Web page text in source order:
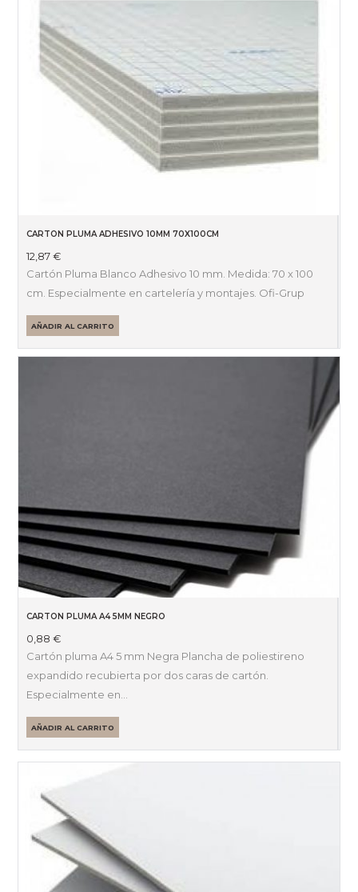
CARTON PLUMA ADHESIVO 10MM 70X100CM
12,87€
Cartón Pluma Blanco Adhesivo 10 mm. Medida: 70 x 100
cm. Especialmente en cartelería y montajes. Ofi-Grup
AÑADIR AL CARRITO
CARTON PLUMA A4 5MM NEGRO
0,88€
Cartón pluma A4 5 mm Negra Plancha de poliestireno
expandido recubierta por dos caras de cartón.
Especialmente en…
AÑADIR AL CARRITO